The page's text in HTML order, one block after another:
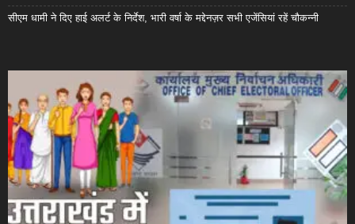
सीएम धामी ने दिए हाई अलर्ट के निर्देश, भारी वर्षा के मद्देनज़र सभी एजेंसियां रहें चौकन्नी